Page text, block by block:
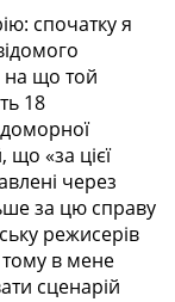
спочатку я
на що той
18
що «за цієї
через
за цю справу
режисерів
тому в мене
сценарій